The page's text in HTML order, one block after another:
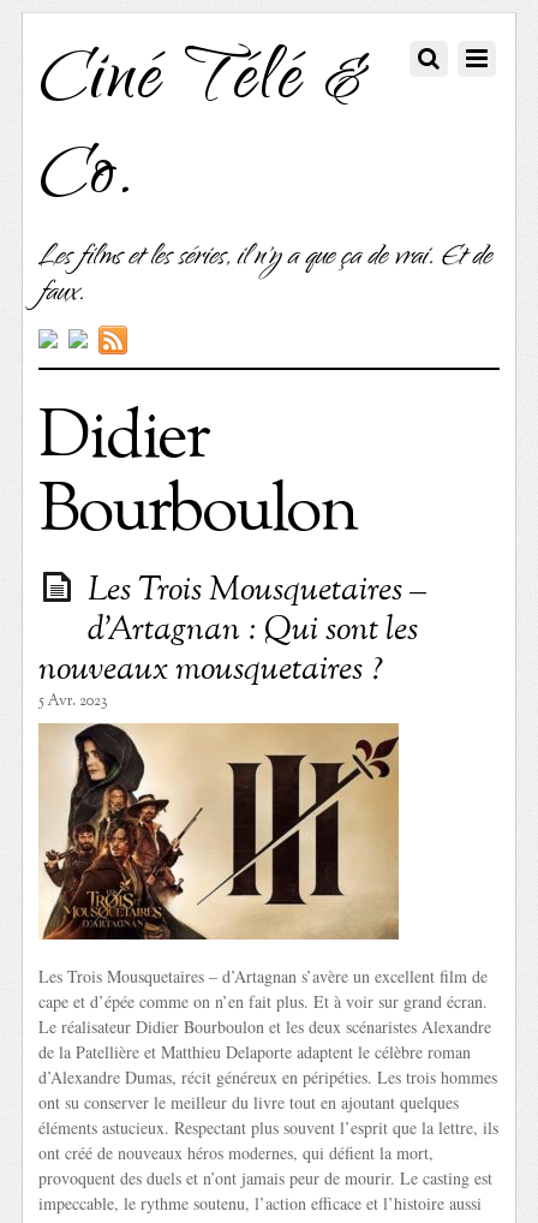
Ciné Télé &
Co.
Les films et les séries, il n'y a que ça de vrai. Et de
faux.
Didier
Bourboulon
Les Trois Mousquetaires –
d’Artagnan : Qui sont les
nouveaux mousquetaires ?
5 Avr. 2023
Les Trois Mousquetaires – d’Artagnan s’avère un excellent film de
cape et d’épée comme on n’en fait plus. Et à voir sur grand écran.
Le réalisateur Didier Bourboulon et les deux scénaristes Alexandre
de la Patellière et Matthieu Delaporte adaptent le célèbre roman
d’Alexandre Dumas, récit généreux en péripéties. Les trois hommes
ont su conserver le meilleur du livre tout en ajoutant quelques
éléments astucieux. Respectant plus souvent l’esprit que la lettre, ils
ont créé de nouveaux héros modernes, qui défient la mort,
provoquent des duels et n’ont jamais peur de mourir. Le casting est
impeccable, le rythme soutenu, l’action efficace et l’histoire aussi